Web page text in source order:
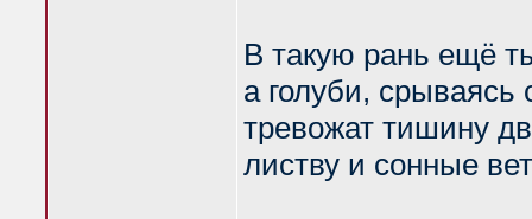
В такую рань ещё
а голуби, срываясь
тревожат тишину
листву и сонные